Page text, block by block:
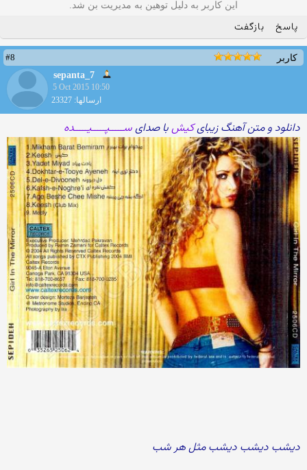
این کاربر به دلیل توهین به مدیریت بن شد.
پاسخ بازگفت
کاربر
#8
sepanta_7
5 Oct 2015 10:50
ارسالها: 23327
دانلود و متن آهنگ زیبایکیشبا صدایســـــپـــــیـــــده
دیشب دیشب دیشب مثل هر شب